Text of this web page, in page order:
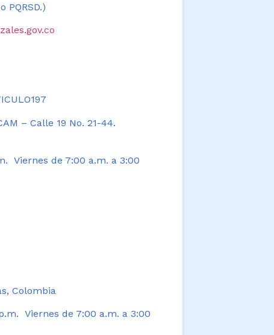
– Calle 19 No. 21-44.
Viernes de 7:00 a.m. a 3:00
Colombia
Viernes de 7:00 a.m. a 3:00